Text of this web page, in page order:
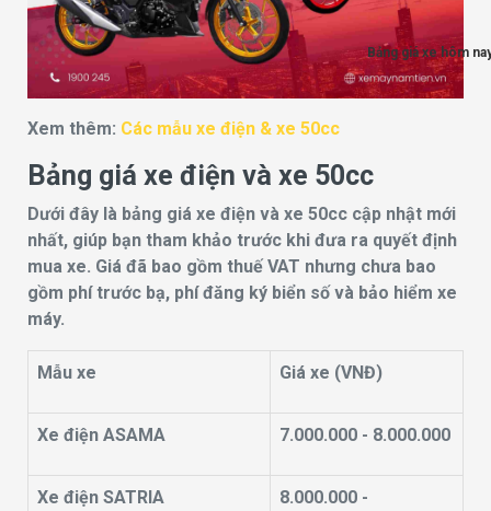
Xem thêm: Các mẫu xe điện & xe 50cc
Bảng giá xe điện và xe 50cc
Dưới đây là bảng giá xe điện và xe 50cc cập nhật mới
nhất, giúp bạn tham khảo trước khi đưa ra quyết định
mua xe. Giá đã bao gồm thuế VAT nhưng chưa bao
gồm phí trước bạ, phí đăng ký biển số và bảo hiểm xe
máy.
Mẫu xe Giá xe (VNĐ)
Xe điện ASAMA 7.000.000 - 8.000.000
Xe điện SATRIA
8.000.000 -
Bảng giá xe hôm